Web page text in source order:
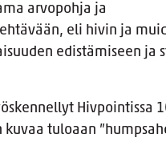
arvopohja ja
eli hivin ja
edistämiseen ja
Hivpointissa
tuloaan